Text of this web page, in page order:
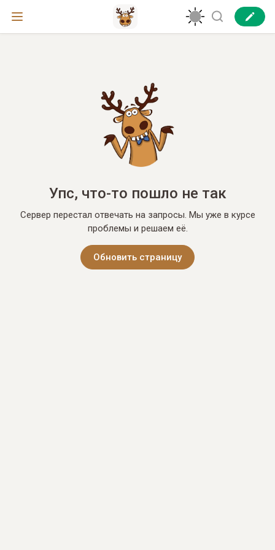
Упс, что-то пошло не так
Сервер перестал отвечать на запросы. Мы уже в курсе
проблемы и решаем её.
Обновить страницу